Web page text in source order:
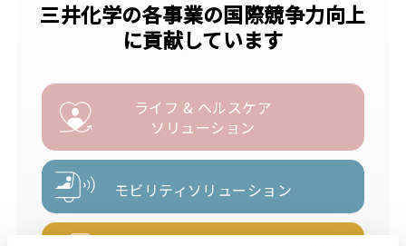
三井化学の各事業の国際競争力向上
に貢献しています
ライフ & ヘルスケア
ソリューション
モビリティ ソリューション